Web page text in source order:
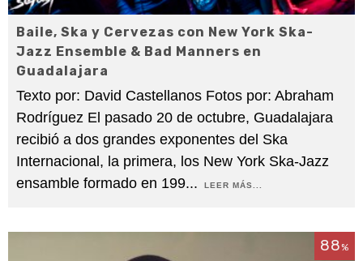
Baile, Ska y Cervezas con New York Ska-
Jazz Ensemble & Bad Manners en
Guadalajara
Texto por: David Castellanos Fotos por: Abraham
Rodríguez El pasado 20 de octubre, Guadalajara
recibió a dos grandes exponentes del Ska
Internacional, la primera, los New York Ska-Jazz
ensamble formado en 199... LEER MÁS...
88%